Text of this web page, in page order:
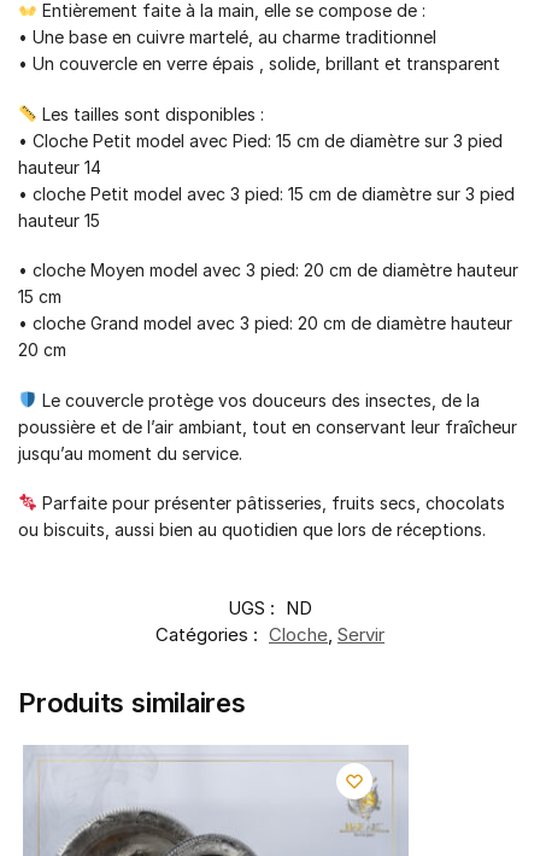
Entièrement faite à la main, elle se compose de :
• Une base en cuivre martelé, au charme traditionnel
• Un couvercle en verre épais , solide, brillant et transparent
Les tailles sont disponibles :
• Cloche Petit model avec Pied: 15 cm de diamètre sur 3 pied
hauteur 14
• cloche Petit model avec 3 pied: 15 cm de diamètre sur 3 pied
hauteur 15
• cloche Moyen model avec 3 pied: 20 cm de diamètre hauteur
15 cm
• cloche Grand model avec 3 pied: 20 cm de diamètre hauteur
20 cm
Le couvercle protège vos douceurs des insectes, de la
poussière et de l’air ambiant, tout en conservant leur fraîcheur
jusqu’au moment du service.
Parfaite pour présenter pâtisseries, fruits secs, chocolats
ou biscuits, aussi bien au quotidien que lors de réceptions.
UGS : ND
Catégories : Cloche, Servir
Produits similaires